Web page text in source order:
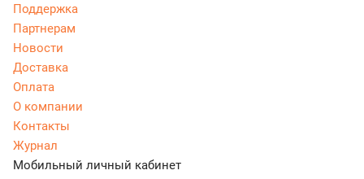
Поддержка
Партнерам
Новости
Доставка
Оплата
О компании
Контакты
Журнал
Мобильный личный кабинет